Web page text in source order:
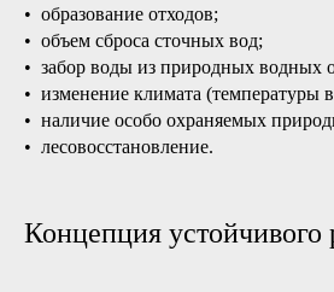
• образование отходов;
• объем сброса сточных вод;
• забор воды из природных водных
• изменение климата (температуры
• наличие особо охраняемых
• лесовосстановление.
Концепция устойчивого